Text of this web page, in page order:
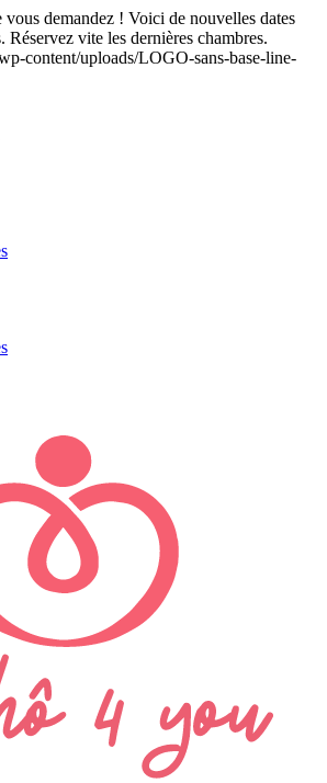
vous demandez ! Voici de nouvelles dates
Réservez vite les dernières chambres.
content/uploads/LOGO-sans-base-line-